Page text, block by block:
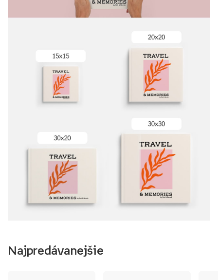
Najpredávanejšie